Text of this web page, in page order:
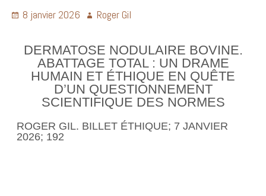
8 janvier 2026 Roger Gil
DERMATOSE NODULAIRE BOVINE.
ABATTAGE TOTAL : UN DRAME
HUMAIN ET ÉTHIQUE EN QUÊTE
D’UN QUESTIONNEMENT
SCIENTIFIQUE DES NORMES
ROGER GIL. BILLET ÉTHIQUE; 7 JANVIER
2026; 192